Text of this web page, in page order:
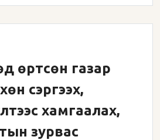
өртсөн газар
сэргээх,
хамгаалах,
зурвас